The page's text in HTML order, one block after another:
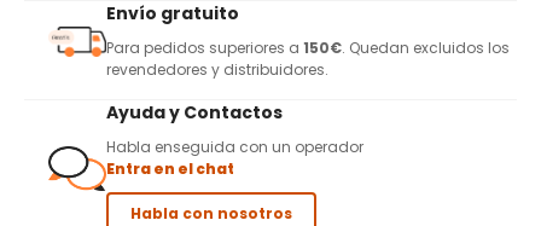
Envío gratuito
Para pedidos superiores a 150€. Quedan excluidos los
revendedores y distribuidores.
Ayuda y Contactos
Habla enseguida con un operador
Entra en el chat
Habla con nosotros